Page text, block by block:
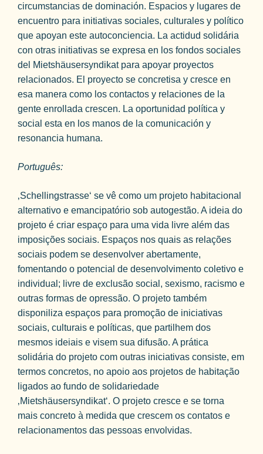
circumstancias de dominación. Espacios y lugares de
encuentro para initiativas sociales, culturales y político
que apoyan este autoconciencia. La actidud solidária
con otras initiativas se expresa en los fondos sociales
del Mietshäusersyndikat para apoyar proyectos
relacionados. El proyecto se concretisa y cresce en
esa manera como los contactos y relaciones de la
gente enrollada crescen. La oportunidad política y
social esta en los manos de la comunicación y
resonancia humana.
Português:
‚Schellingstrasse‘ se vê como um projeto habitacional
alternativo e emancipatório sob autogestão. A ideia do
projeto é criar espaço para uma vida livre além das
imposições sociais. Espaços nos quais as relações
sociais podem se desenvolver abertamente,
fomentando o potencial de desenvolvimento coletivo e
individual; livre de exclusão social, sexismo, racismo e
outras formas de opressão. O projeto também
disponiliza espaços para promoção de iniciativas
sociais, culturais e políticas, que partilhem dos
mesmos ideiais e visem sua difusão. A prática
solidária do projeto com outras iniciativas consiste, em
termos concretos, no apoio aos projetos de habitação
ligados ao fundo de solidariedade
‚Mietshäusersyndikat‘. O projeto cresce e se torna
mais concreto à medida que crescem os contatos e
relacionamentos das pessoas envolvidas.